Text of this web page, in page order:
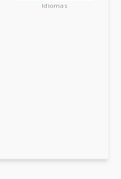
Idiomas